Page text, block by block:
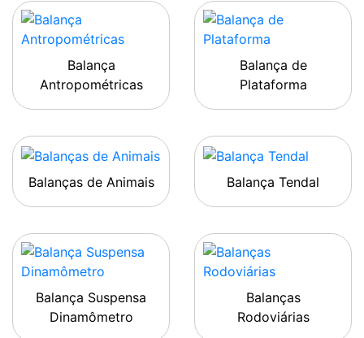
Balança
Antropométricas
Balança de
Plataforma
Balanças de Animais Balança Tendal
Balança Suspensa
Dinamômetro
Balanças
Rodoviárias